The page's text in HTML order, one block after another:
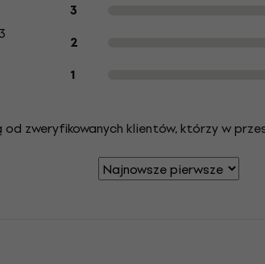
3
2
1
zweryfikowanych klientów, którzy w